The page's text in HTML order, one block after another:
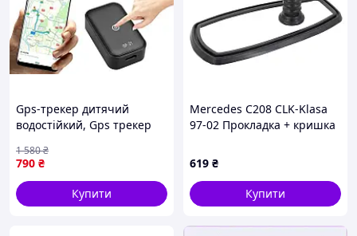
Gps-трекер дитячий
водостійкий, Gps трекер
для стеження за дитиною,
Gps трекер для
подорожей, RGT
790 ₴
1 580₴
Купити
Mercedes C208 CLK-Klasa
97-02 Прокладка + кришка
2 шт.
619 ₴
Купити